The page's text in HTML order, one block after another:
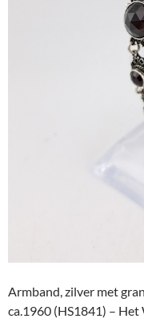
Armband, zilver met
ca.1960 (HS1841) –